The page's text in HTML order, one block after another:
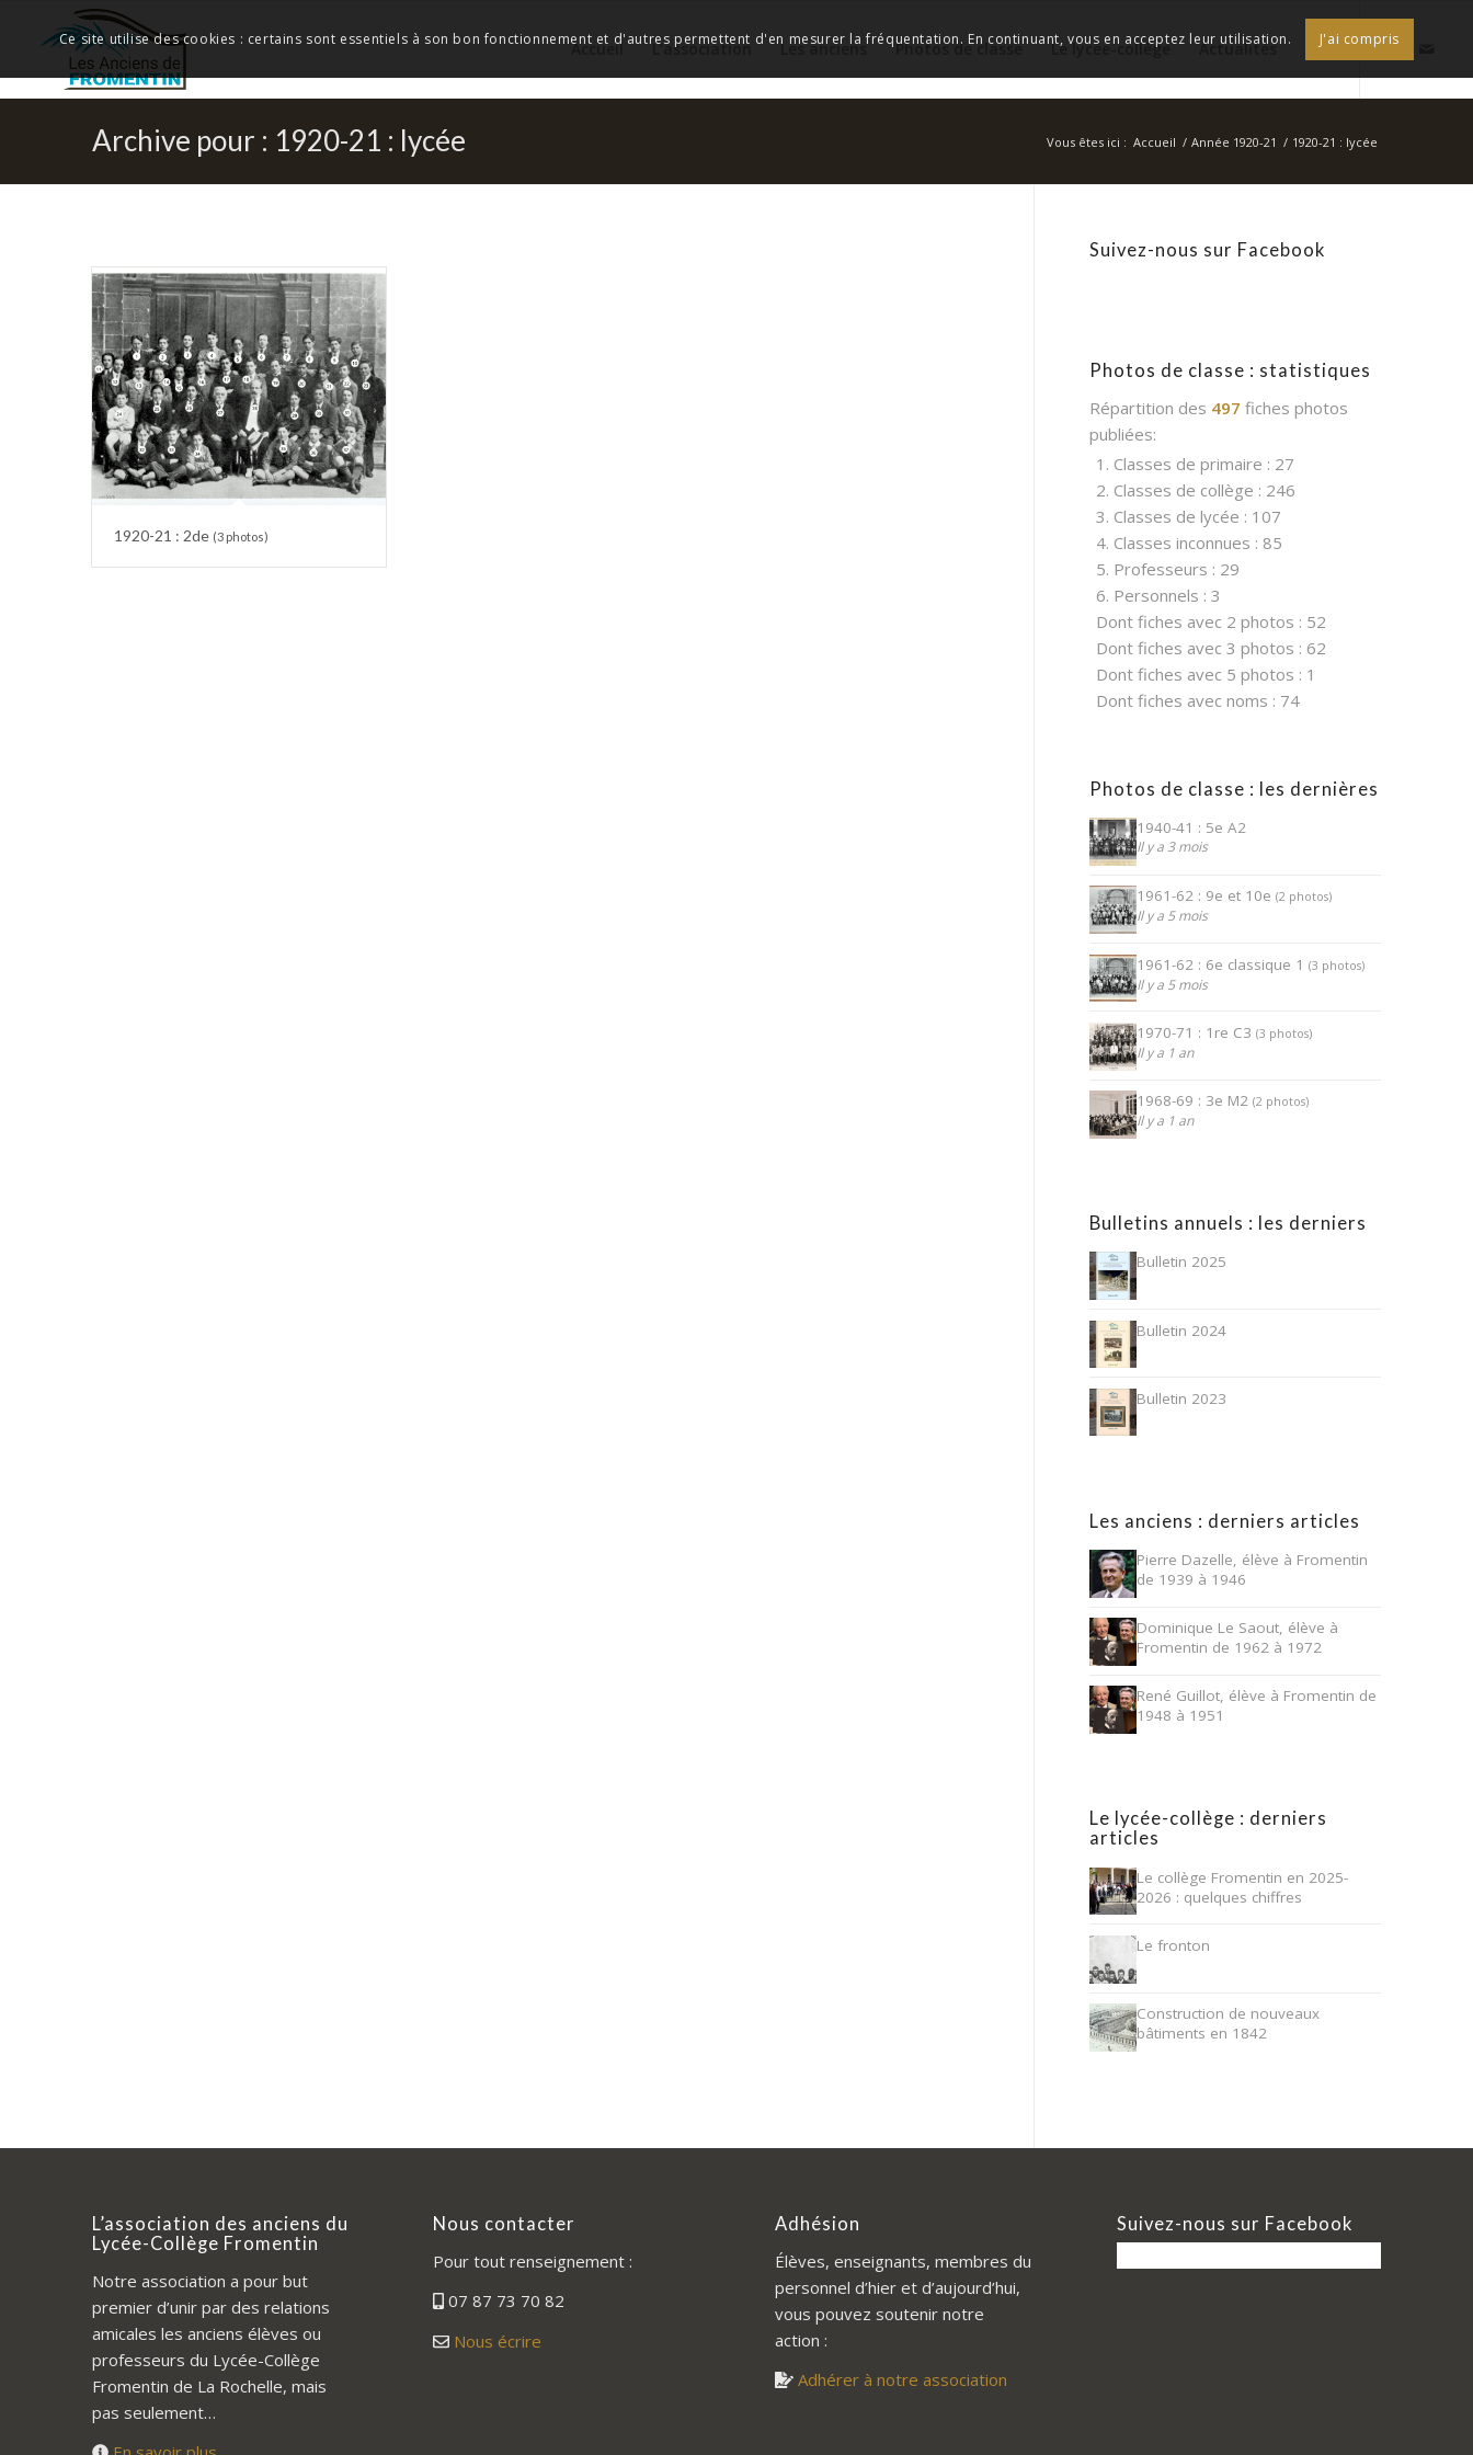
Accueil L’association Les anciens Photos de classe Le lycée-collège Actualités
Archive pour : 1920-21 : lycée Vous êtes ici : Accueil / Année 1920-21 / 1920-21 : lycée
1920-21 : 2de (3 photos)
Suivez-nous sur Facebook
Photos de classe : statistiques
Répartition des 497 fiches photos
publiées:
1. Classes de primaire : 27
2. Classes de collège : 246
3. Classes de lycée : 107
4. Classes inconnues : 85
5. Professeurs : 29
6. Personnels : 3
Dont fiches avec 2 photos : 52
Dont fiches avec 3 photos : 62
Dont fiches avec 5 photos : 1
Dont fiches avec noms : 74
Photos de classe : les dernières
1940-41 : 5e A2
Il y a 3 mois
1961-62 : 9e et 10e(2 photos)
Il y a 5 mois
1961-62 : 6e classique 1(3 photos)
Il y a 5 mois
1970-71 : 1re C3(3 photos)
Il y a 1 an
1968-69 : 3e M2(2 photos)
Il y a 1 an
Bulletins annuels : les derniers
Bulletin 2025
Bulletin 2024
Bulletin 2023
Les anciens : derniers articles
Pierre Dazelle, élève à Fromentin
de 1939 à 1946
Dominique Le Saout, élève à
Fromentin de 1962 à 1972
René Guillot, élève à Fromentin de
1948 à 1951
Le lycée-collège : derniers
articles
Le collège Fromentin en 2025-
2026 : quelques chiffres
Le fronton
Construction de nouveaux
bâtiments en 1842
L’association des anciens du
Lycée-Collège Fromentin
Notre association a pour but
premier d’unir par des relations
amicales les anciens élèves ou
professeurs du Lycée-Collège
Fromentin de La Rochelle, mais
pas seulement…
Nous contacter
Pour tout renseignement :
07 87 73 70 82
Nous écrire
Adhésion
Élèves, enseignants, membres du
personnel d’hier et d’aujourd’hui,
vous pouvez soutenir notre
action :
Adhérer à notre association
Suivez-nous sur Facebook
Ce site utilise des cookies : certains sont essentiels à son bon fonctionnement et d'autres permettent d'en mesurer la fréquentation. En continuant, vous en acceptez leur utilisation. J'ai compris